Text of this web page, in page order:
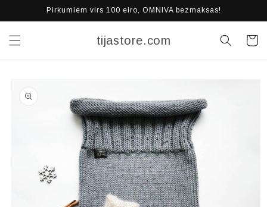
saturu
Pirkumiem virs 100 eiro, OMNIVA bezmaksas!
tijastore.com Grozs
produkta
informāciju